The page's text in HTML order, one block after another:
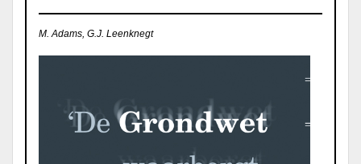
M. Adams, G.J. Leenknegt